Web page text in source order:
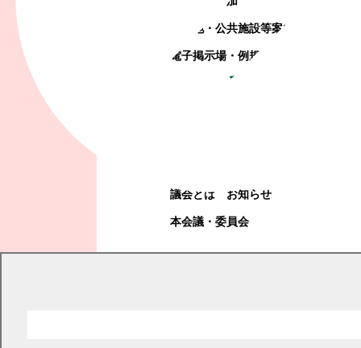
観光地・公共施設等案内
電子掲示場・例規集
議会とは
お知らせ
本会議・委員会